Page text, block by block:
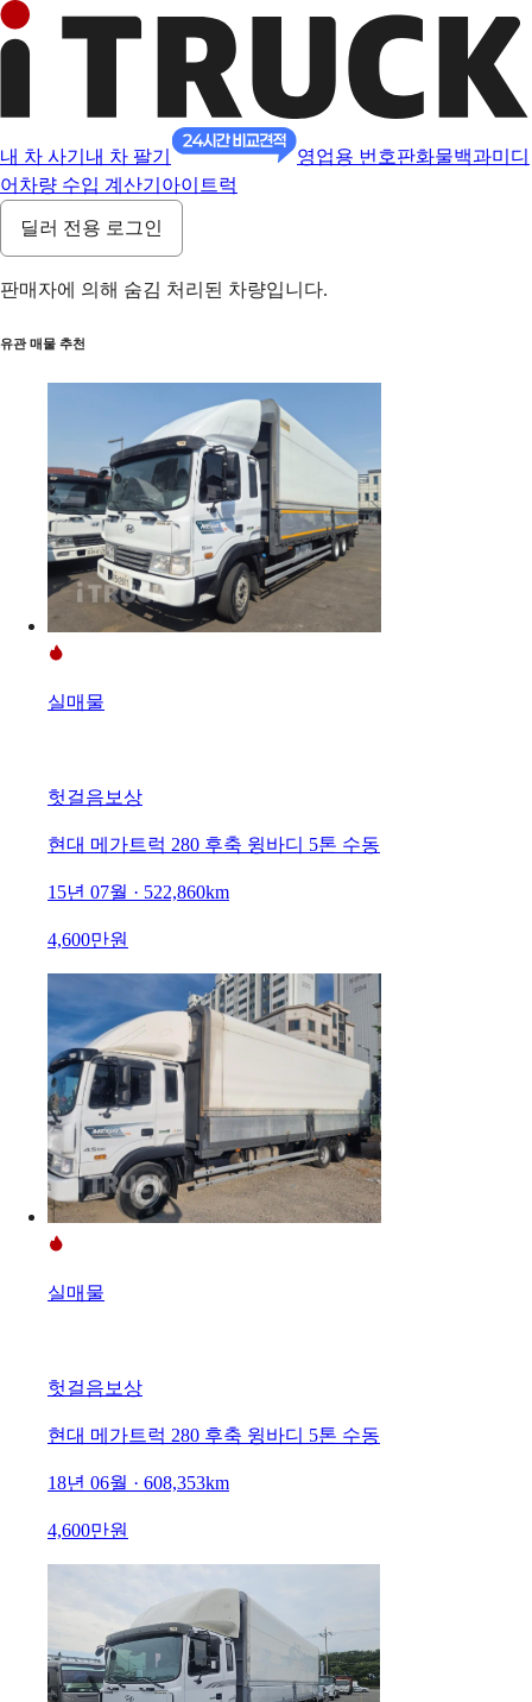
내 차 사기 내 차 팔기 영업용 번호판화물백과미디
어 차량 수입 계산기 아이트럭
딜러 전용 로그인
판매자에 의해 숨김 처리된 차량입니다.
유관 매물 추천
실매물
헛걸음보상
현대 메가트럭 280 후축 윙바디 5톤 수동
15년 07월 · 522,860km
4,600만원
실매물
헛걸음보상
현대 메가트럭 280 후축 윙바디 5톤 수동
18년 06월 · 608,353km
4,600만원